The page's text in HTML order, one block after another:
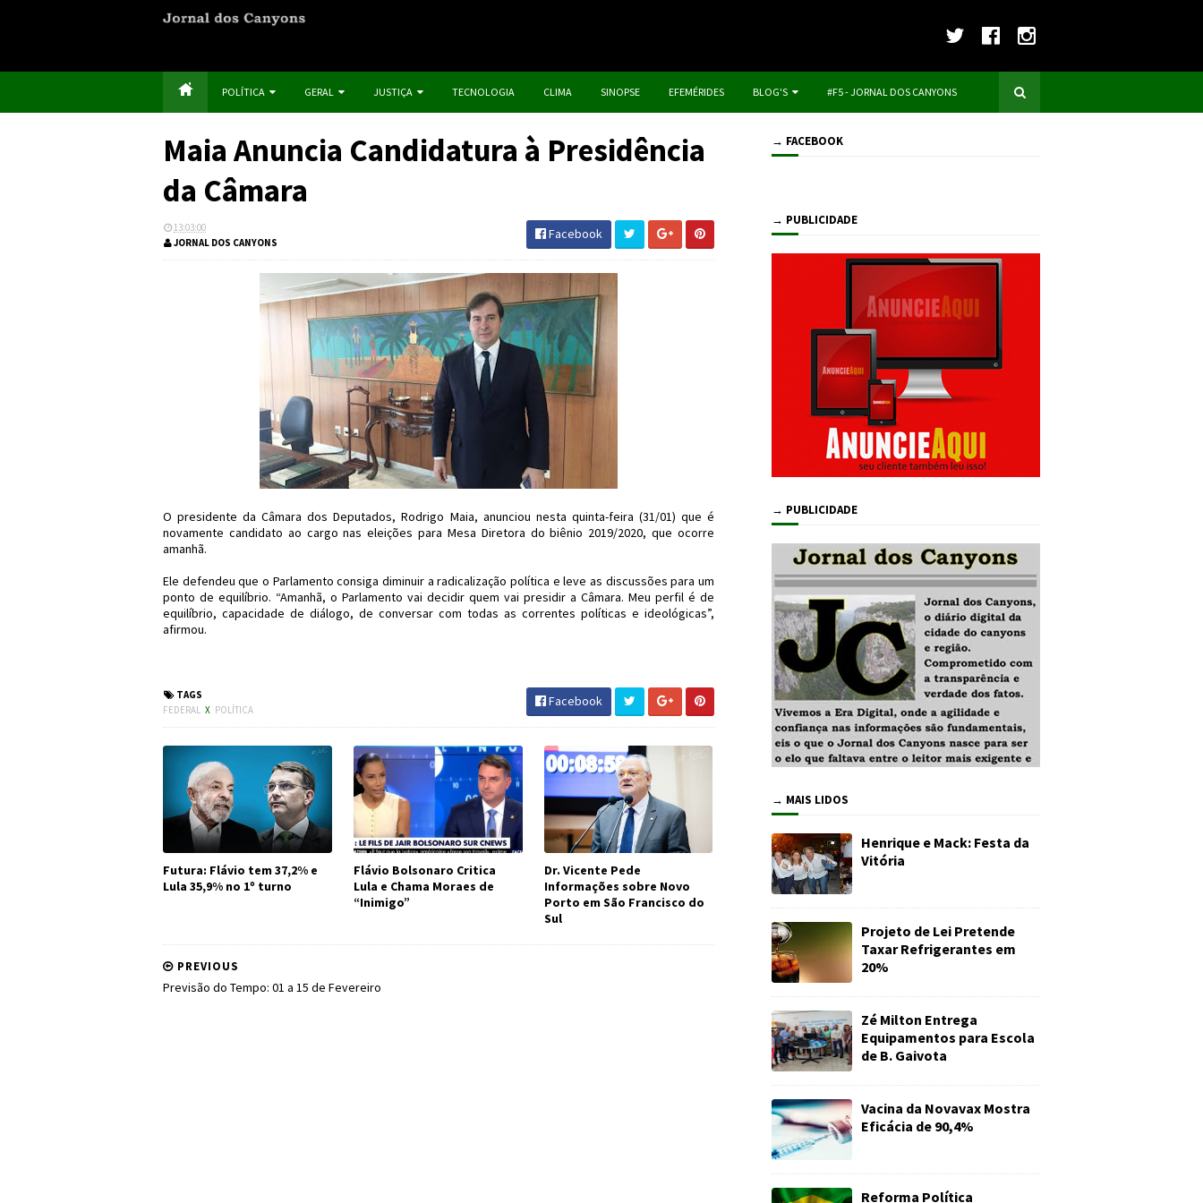
POLÍTICA GERAL JUSTIÇA TECNOLOGIA CLIMA SINOPSE EFEMÉRIDES BLOG'S #F5 - JORNAL DOS CANYONS
Maia Anuncia Candidatura à Presidência
da Câmara
13:03:00
JORNAL DOS CANYONS
Facebook
O presidente da Câmara dos Deputados, Rodrigo Maia, anunciou nesta quinta-feira (31/01) que é
novamente candidato ao cargo nas eleições para Mesa Diretora do biênio 2019/2020, que ocorre
amanhã.
Ele defendeu que o Parlamento consiga diminuir a radicalização política e leve as discussões para um
ponto de equilíbrio. “Amanhã, o Parlamento vai decidir quem vai presidir a Câmara. Meu perfil é de
equilíbrio, capacidade de diálogo, de conversar com todas as correntes políticas e ideológicas”,
afirmou.
TAGS
FEDERAL X POLÍTICA
Facebook
Futura: Flávio tem 37,2% e
Lula 35,9% no 1º turno
Flávio Bolsonaro Critica
Lula e Chama Moraes de
“Inimigo”
Dr. Vicente Pede
Informações sobre Novo
Porto em São Francisco do
Sul
PREVIOUS
Previsão do Tempo: 01 a 15 de Fevereiro
→ FACEBOOK
→ PUBLICIDADE
→ PUBLICIDADE
→ MAIS LIDOS
Henrique e Mack: Festa da
Vitória
Projeto de Lei Pretende
Taxar Refrigerantes em
20%
Zé Milton Entrega
Equipamentos para Escola
de B. Gaivota
Vacina da Novavax Mostra
Eficácia de 90,4%
Reforma Política